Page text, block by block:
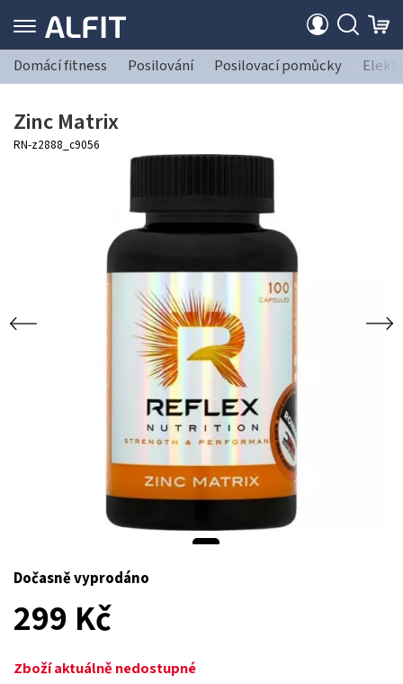
Domácí fitness Posilování Posilovací pomůcky
Zinc Matrix
RN-z2888_c9056
Dočasně vyprodáno
299 Kč
Zboží aktuálně nedostupné